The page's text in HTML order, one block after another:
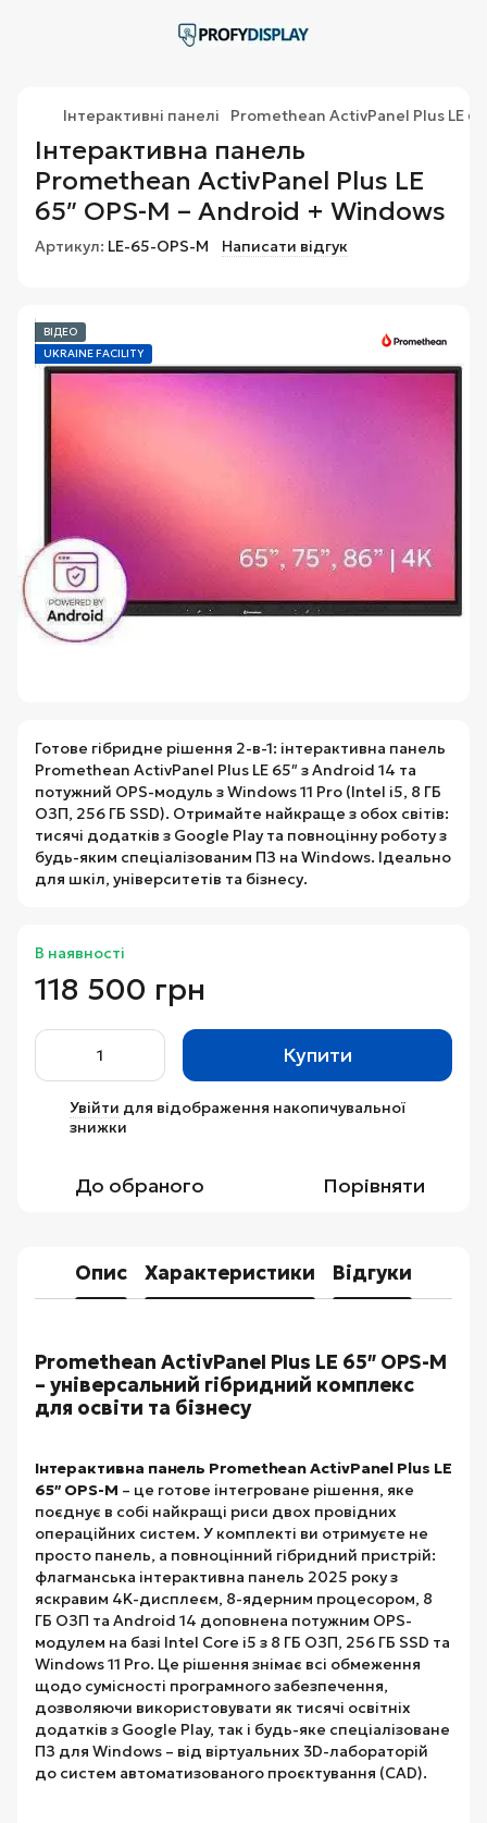
Інтерактивні панелі Promethean ActivPanel Plus LE
Інтерактивна панель
Promethean ActivPanel Plus LE
65″ OPS-M – Android + Windows
Артикул: LE-65-OPS-M Написати відгук
ВІДЕО
UKRAINE FACILITY
Готове гібридне рішення 2-в-1: інтерактивна панель
Promethean ActivPanel Plus LE 65″ з Android 14 та
потужний OPS-модуль з Windows 11 Pro (Intel i5, 8 ГБ
ОЗП, 256 ГБ SSD). Отримайте найкраще з обох світів:
тисячі додатків з Google Play та повноцінну роботу з
будь-яким спеціалізованим ПЗ на Windows. Ідеально
для шкіл, університетів та бізнесу.
В наявності
118 500 грн
Купити
Увійти для відображення накопичувальної
знижки
До обраного Порівняти
Опис Характеристики Відгуки
Promethean ActivPanel Plus LE 65″ OPS-M
– універсальний гібридний комплекс
для освіти та бізнесу
Інтерактивна панель Promethean ActivPanel Plus LE
65″ OPS-M – це готове інтегроване рішення, яке
поєднує в собі найкращі риси двох провідних
операційних систем. У комплекті ви отримуєте не
просто панель, а повноцінний гібридний пристрій:
флагманська інтерактивна панель 2025 року з
яскравим 4K-дисплеєм, 8-ядерним процесором, 8
ГБ ОЗП та Android 14 доповнена потужним OPS-
модулем на базі Intel Core i5 з 8 ГБ ОЗП, 256 ГБ SSD та
Windows 11 Pro. Це рішення знімає всі обмеження
щодо сумісності програмного забезпечення,
дозволяючи використовувати як тисячі освітніх
додатків з Google Play, так і будь-яке спеціалізоване
ПЗ для Windows – від віртуальних 3D-лабораторій
до систем автоматизованого проєктування (CAD).